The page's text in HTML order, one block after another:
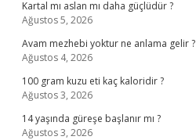
Kartal mı aslan mı daha güçlüdür ?
Ağustos 5, 2026
Avam mezhebi yoktur ne anlama gelir ?
Ağustos 4, 2026
100 gram kuzu eti kaç kaloridir ?
Ağustos 3, 2026
14 yaşında güreşe başlanır mı ?
Ağustos 3, 2026